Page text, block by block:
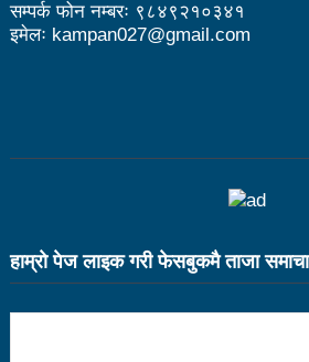
नेपालको आर्थिक सामाजिक विकास नै
१५ दिनमा ३१ वटा युट्युबलगायतका
साहित्यकार नेपालको मुक्तकसंग्रह
China’s commitment to
सम्पर्क फोन नम्बरः ९८४९२१०३४१
इमेलः kampan027@gmail.com
हाम्राे पेज लाइक गरी फेसबुकमै ताजा